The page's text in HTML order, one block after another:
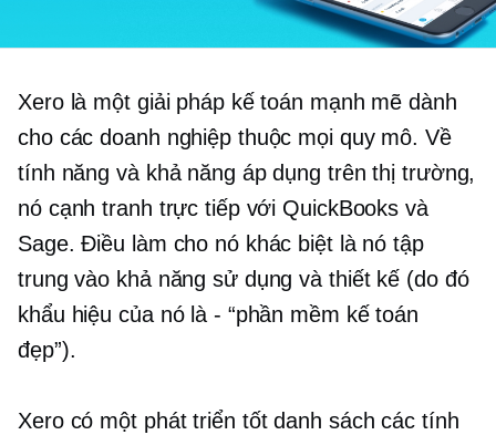
Xero là một giải pháp kế toán mạnh mẽ dành
cho các doanh nghiệp thuộc mọi quy mô. Về
tính năng và khả năng áp dụng trên thị trường,
nó cạnh tranh trực tiếp với QuickBooks và
Sage. Điều làm cho nó khác biệt là nó tập
trung vào khả năng sử dụng và thiết kế (do đó
khẩu hiệu của nó là - “phần mềm kế toán
đẹp”).
Xero có một phát triển tốtdanh sách các tính